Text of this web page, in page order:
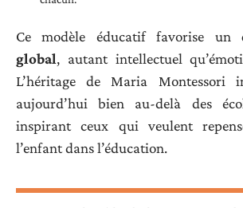
Ce modèle éducatif favorise un
global, autant intellectuel
L’héritage de Maria Montessori
aujourd’hui bien au-delà des
inspirant ceux qui veulent
l’enfant dans l’éducation.